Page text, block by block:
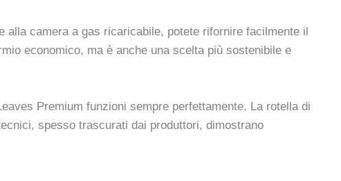
alla camera a gas ricaricabile, potete rifornire facilmente il
economico, ma è anche una scelta più sostenibile e
Premium funzioni sempre perfettamente. La rotella di
spesso trascurati dai produttori, dimostrano